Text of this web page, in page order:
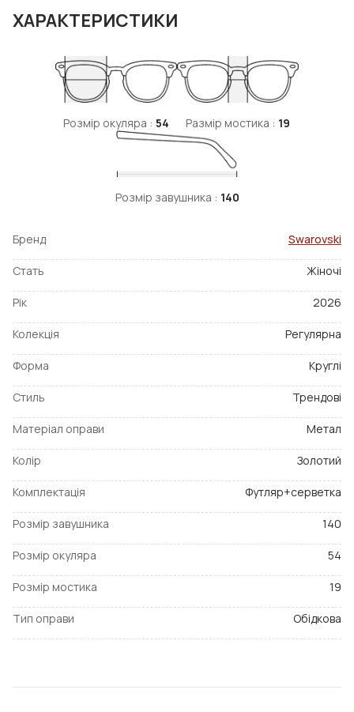
ХАРАКТЕРИСТИКИ
Розмір окуляра : 54 Размір мостика : 19
Розмір завушника : 140
Бренд Swarovski
Стать Жіночі
Рік 2026
Колекція Регулярна
Форма Круглі
Стиль Трендові
Матеріал оправи Метал
Колір Золотий
Комплектація Футляр+серветка
Розмір завушника 140
Розмір окуляра 54
Розмір мостика 19
Тип оправи Обідкова